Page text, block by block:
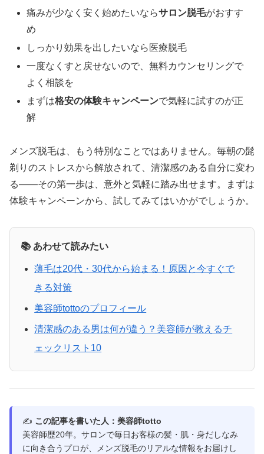
痛みが少なく安く始めたいならサロン脱毛がおすす
め
しっかり効果を出したいなら医療脱毛
一度なくすと戻せないので、無料カウンセリングで
よく相談を
まずは格安の体験キャンペーンで気軽に試すのが正
解
メンズ脱毛は、もう特別なことではありません。毎朝の髭
剃りのストレスから解放されて、清潔感のある自分に変わ
る——その第一歩は、意外と気軽に踏み出せます。まずは
体験キャンペーンから、試してみてはいかがでしょうか。
📚 あわせて読みたい
薄毛は20代・30代から始まる！原因と今すぐで
きる対策
美容師tottoのプロフィール
清潔感のある男は何が違う？美容師が教えるチ
ェックリスト10
✍️ この記事を書いた人：美容師totto
美容師歴20年。サロンで毎日お客様の髪・肌・身だしなみ
に向き合うプロが、メンズ脱毛のリアルな情報をお届けし